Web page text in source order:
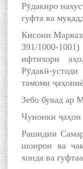
Рӯдакиро
гуфта ва
Кисоии
391/1000-
ифтихори
Рӯдакӣ-
тамоми
Зебо бувад ар
Чунонки ҷаҳон
Рашидии
шоирон ва
хонда ва